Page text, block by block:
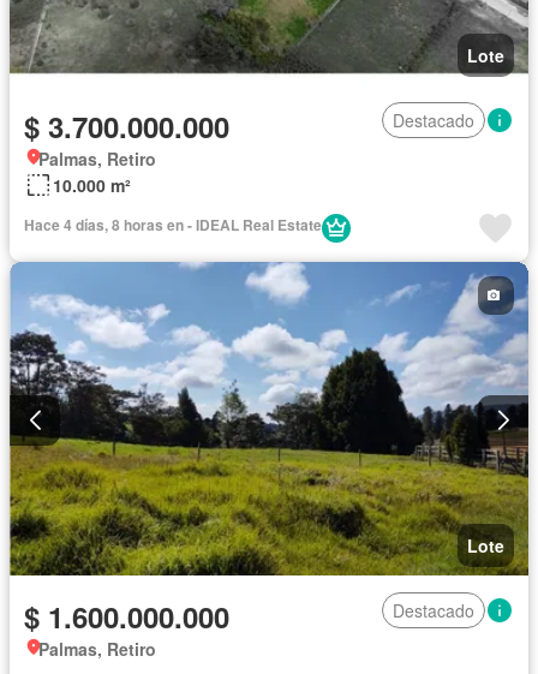
Lote
$ 3.700.000.000
Destacado
Palmas, Retiro
10.000 m²
Hace 4 días, 8 horas en - IDEAL Real Estate
Lote
$ 1.600.000.000
Destacado
Palmas, Retiro